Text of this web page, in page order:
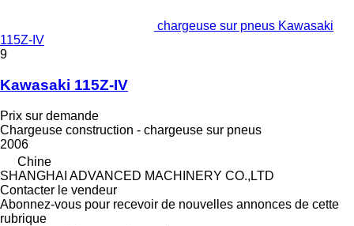
chargeuse sur pneus Kawasaki
115Z-IV
9
Kawasaki 115Z-IV
Prix sur demande
Chargeuse construction - chargeuse sur pneus
2006
Chine
SHANGHAI ADVANCED MACHINERY CO.,LTD
Contacter le vendeur
Abonnez-vous pour recevoir de nouvelles annonces de cette
rubrique